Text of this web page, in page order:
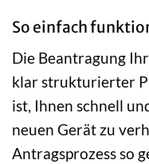
So einfach
Die Beantragung
klar strukturierter
ist, Ihnen schnell
neuen Gerät zu
Antragsprozess so